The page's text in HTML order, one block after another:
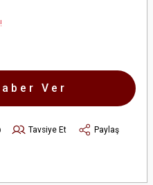
Ver
Tavsiye Et
Paylaş